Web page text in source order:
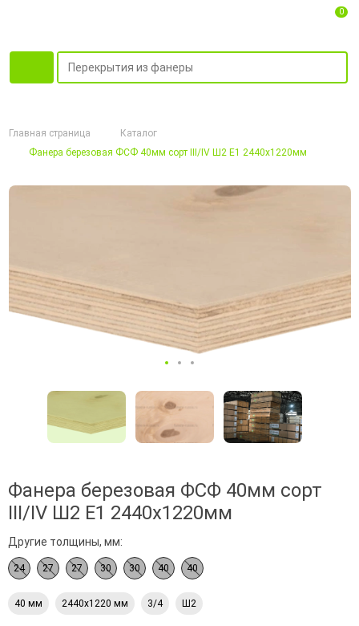
0
Главная страница
Каталог
Фанера березовая ФСФ 40мм сорт III/IV Ш2 Е1 2440x1220мм
Фанера березовая ФСФ 40мм сорт
III/IV Ш2 Е1 2440x1220мм
Другие толщины, мм:
24 27 27 30 30 40 40
40 мм 2440х1220 мм 3/4 Ш2